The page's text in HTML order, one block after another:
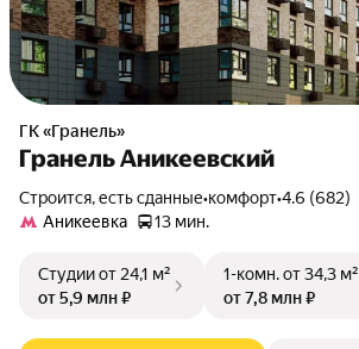
ГК «Гранель»
Гранель Аникеевский
Строится, есть сданные•комфорт•4.6 (682)
Аникеевка
13 мин.
Студииот 24,1 м²
от 5,9 млн ₽
1-комн.от 34,3 м²
от 7,8 млн ₽